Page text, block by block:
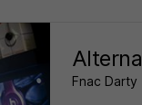
Fnac Darty